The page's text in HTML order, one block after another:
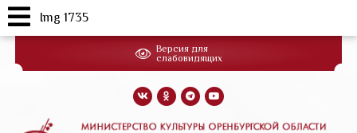
Перейти
основному
Версия для
слабовидящих
Img 1735